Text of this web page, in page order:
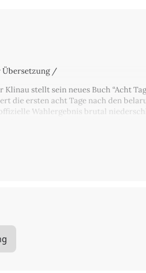
Übersetzung /
stellt sein neues Buch “Acht
die ersten acht Tage nach den
Wahlergebnis brutal
und Annett Gröschner werden
Ausstellungen beteiligt.